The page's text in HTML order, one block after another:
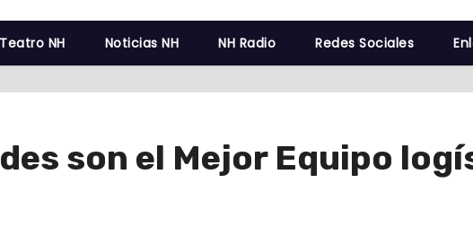
NH Noticias NH NH Radio Redes Sociales
son el Mejor Equipo